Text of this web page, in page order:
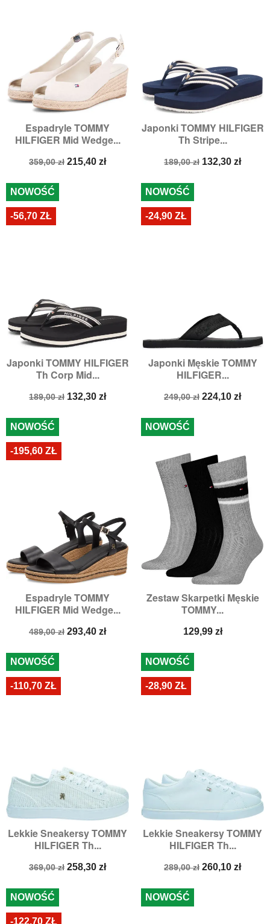
Espadryle TOMMY
HILFIGER Mid Wedge...
Cena
359,00 zł Cena
215,40 zł
Japonki TOMMY HILFIGER
Th Stripe...
Cena
189,00 zł Cena
132,30 zł
Japonki TOMMY HILFIGER
Th Corp Mid...
Cena
189,00 zł Cena
132,30 zł
NOWOŚĆ
-56,70 ZŁ
Japonki Męskie TOMMY
HILFIGER...
Cena
249,00 zł Cena
224,10 zł
NOWOŚĆ
-24,90 ZŁ
Espadryle TOMMY
HILFIGER Mid Wedge...
Cena
489,00 zł Cena
293,40 zł
NOWOŚĆ
-195,60 ZŁ
Zestaw Skarpetki Męskie
TOMMY...
Cena
129,99 zł
NOWOŚĆ
Lekkie Sneakersy TOMMY
HILFIGER Th...
Cena
369,00 zł Cena
258,30 zł
NOWOŚĆ
-110,70 ZŁ
Lekkie Sneakersy TOMMY
HILFIGER Th...
Cena
289,00 zł Cena
260,10 zł
NOWOŚĆ
-28,90 ZŁ
NOWOŚĆ
-122,70 ZŁ
NOWOŚĆ